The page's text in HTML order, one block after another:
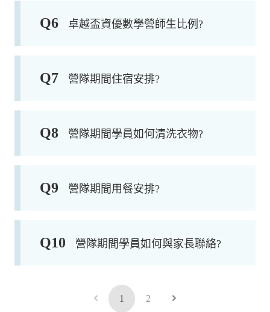
Q6 卓越盃資優數學營師生比例?
Q7 營隊期間住宿安排?
Q8 營隊期間學員如何清洗衣物?
Q9 營隊期間用餐安排?
Q10 營隊期間學員如何與家長聯絡?
1 2